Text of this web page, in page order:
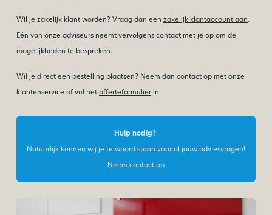
Wil je zakelijk klant worden? Vraag dan eenzakelijk klantaccount aan.
Eén van onze adviseurs neemt vervolgens contact met je op om de
mogelijkheden te bespreken.
Wil je direct een bestelling plaatsen? Neem dan contact op met onze
klantenservice of vul hetofferteformulier in.
Hulp nodig?
Natuurlijk kunnen wij je te woord staan voor al jouw adviesvragen!
Neem contact op